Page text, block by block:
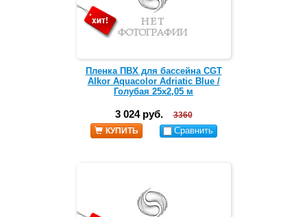
Пленка ПВХ для бассейна CGT
Alkor Aquacolor Adriatic Blue /
Голубая 25х2,05 м
3 024 руб.
3360
КУПИТЬ
Сравнить